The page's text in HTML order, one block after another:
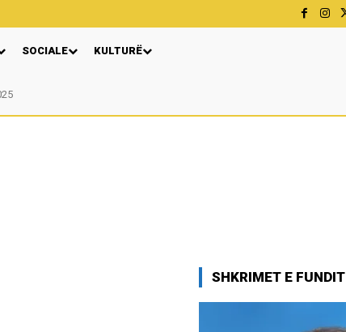
SOCIALE KULTURË
SHKRIMET E FUNDIT